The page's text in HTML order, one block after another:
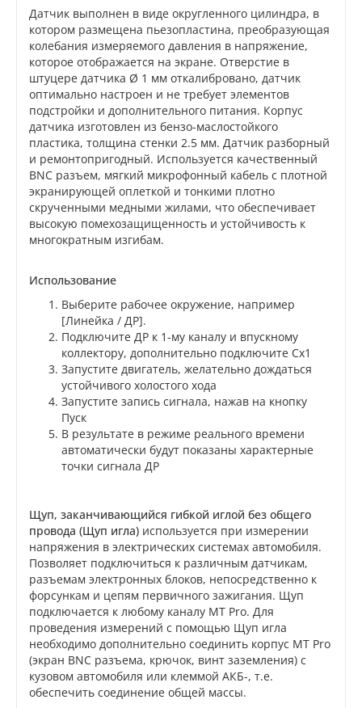
Датчик выполнен в виде округленного цилиндра, в
котором размещена пьезопластина, преобразующая
колебания измеряемого давления в напряжение,
которое отображается на экране. Отверстие в
штуцере датчика Ø 1 мм откалибровано, датчик
оптимально настроен и не требует элементов
подстройки и дополнительного питания. Корпус
датчика изготовлен из бензо-маслостойкого
пластика, толщина стенки 2.5 мм. Датчик разборный
и ремонтопригодный. Используется качественный
BNC разъем, мягкий микрофонный кабель с плотной
экранирующей оплеткой и тонкими плотно
скрученными медными жилами, что обеспечивает
высокую помехозащищенность и устойчивость к
многократным изгибам.
Использование
Выберите рабочее окружение, например
[Линейка / ДР].
Подключите ДР к 1-му каналу и впускному
коллектору, дополнительно подключите Cx1
Запустите двигатель, желательно дождаться
устойчивого холостого хода
Запустите запись сигнала, нажав на кнопку
Пуск
В результате в режиме реального времени
автоматически будут показаны характерные
точки сигнала ДР
Щуп, заканчивающийся гибкой иглой без общего
провода (Щуп игла) используется при измерении
напряжения в электрических системах автомобиля.
Позволяет подключиться к различным датчикам,
разъемам электронных блоков, непосредственно к
форсункам и цепям первичного зажигания. Щуп
подключается к любому каналу MT Pro. Для
проведения измерений с помощью Щуп игла
необходимо дополнительно соединить корпус MT Pro
(экран BNC разъема, крючок, винт заземления) с
кузовом автомобиля или клеммой АКБ-, т.е.
обеспечить соединение общей массы.